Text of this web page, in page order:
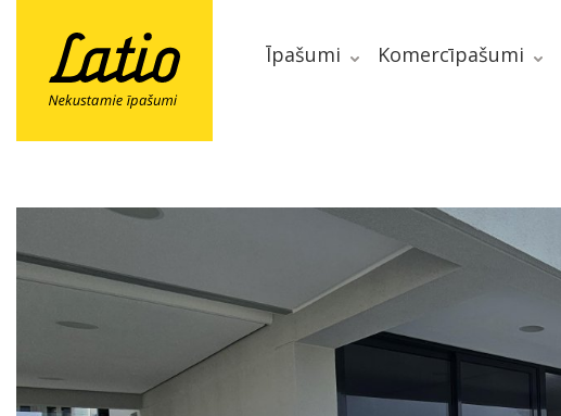
Īpašumi Komercīpašumi